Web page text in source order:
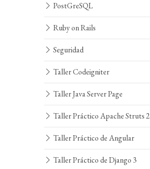
PostGreSQL
Ruby on Rails
Seguridad
Taller Codeigniter
Taller Java Server Page
Taller Práctico Apache Struts 2
Taller Práctico de Angular
Taller Práctico de Django 3